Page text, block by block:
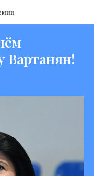
Вартанян!